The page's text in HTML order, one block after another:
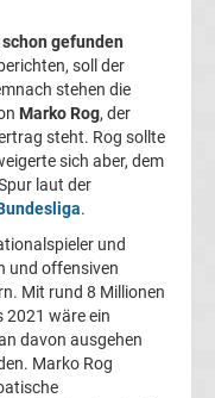
gefunden
soll der
stehen die
Marko Rog, der
steht. Rog sollte
sich aber, dem
laut der
.
und
und offensiven
Mit rund 8 Millionen
2021 wäre ein
davon ausgehen
Marko Rog